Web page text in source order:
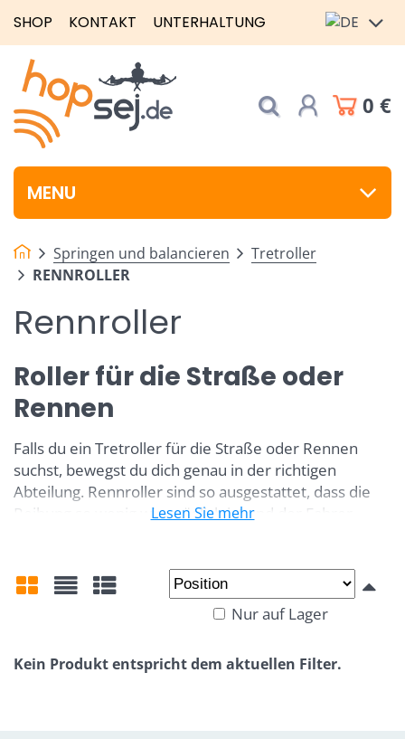
SHOP KONTAKT UNTERHALTUNG
0 €
MENU
Springen und balancieren
Tretroller
RENNROLLER
Rennroller
Roller für die Straße oder
Rennen
Falls du ein Tretroller für die Straße oder Rennen
suchst, bewegst du dich genau in der richtigen
Abteilung. Rennroller sind so ausgestattet, dass die
Reibung so wenig wie möglich ist und der Fahrer
sind nicht fürs Gelände geeignet.
Lesen Sie mehr
Nur auf Lager